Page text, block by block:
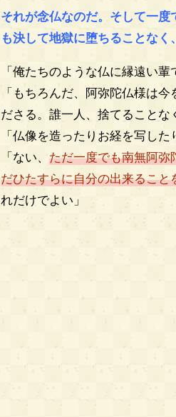
それが念仏なのだ。そして一
も決して地獄に堕ちることな
「俺たちのような仏に縁遠い
「もちろんだ、阿弥陀仏様は
ださる。誰一人、捨てることな
「仏像を造ったりお経を写し
「ない、 ただ一度でも南無阿弥
だひたすらに自分の出来るこ
れだけでよい」